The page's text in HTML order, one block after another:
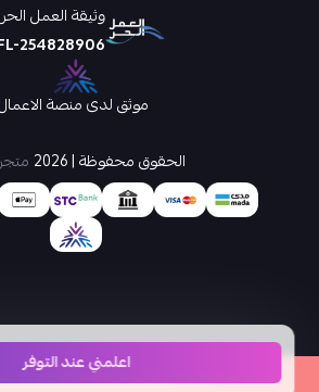
اعلمني عند التوفر
وثيقة العمل الحر
254828906
موثق لدى منصة
الحقوق محفوظة | 2026